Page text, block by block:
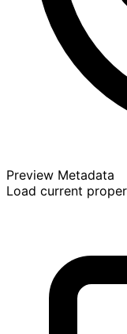
Preview Metadata
Load current